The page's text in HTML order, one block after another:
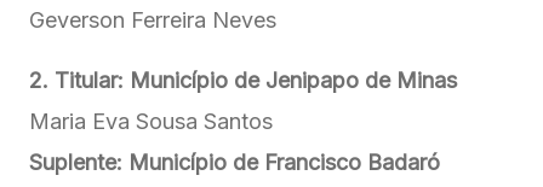
Geverson Ferreira Neves
2. Titular: Município deJenipapo de Minas
Maria Eva Sousa Santos
Suplente: Município de Francisco Badaró